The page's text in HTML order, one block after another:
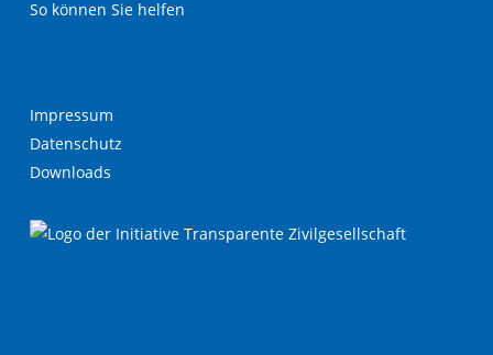
So können Sie helfen
Impressum
Datenschutz
Downloads